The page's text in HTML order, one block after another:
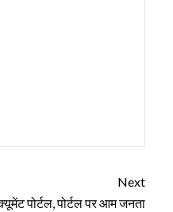
Next
पोर्टल, पोर्टल पर आम जनता